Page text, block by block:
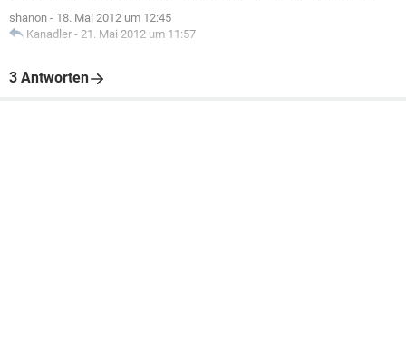
shanon - 18. Mai 2012 um 12:45
Kanadler - 21. Mai 2012 um 11:57
3 Antworten